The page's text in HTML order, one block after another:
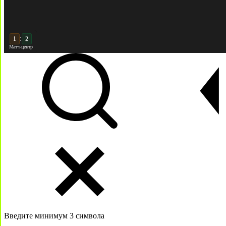
2 : 2
Матч-центр
Введите минимум 3 символа